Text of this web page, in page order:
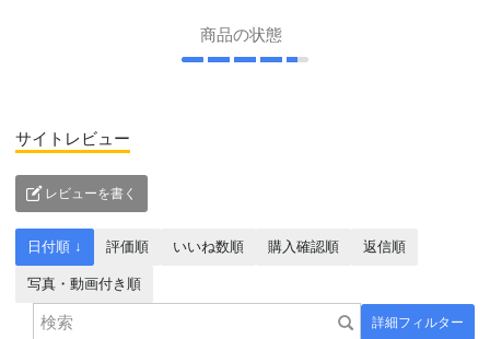
商品の状態
サイトレビュー
レビューを書く
詳細フィルター
日付順 ↓ 評価順 いいね数順 購入確認順 返信順
写真・動画付き順